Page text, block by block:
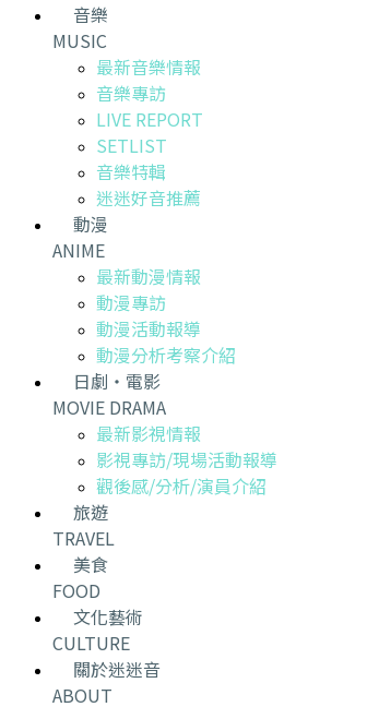
音樂
MUSIC
最新音樂情報
音樂專訪
LIVE REPORT
SETLIST
音樂特輯
迷迷好音推薦
動漫
ANIME
最新動漫情報
動漫專訪
動漫活動報導
動漫分析考察介紹
日劇・電影
MOVIE DRAMA
最新影視情報
影視專訪/現場活動報導
觀後感/分析/演員介紹
旅遊
TRAVEL
美食
FOOD
文化藝術
CULTURE
關於迷迷音
ABOUT